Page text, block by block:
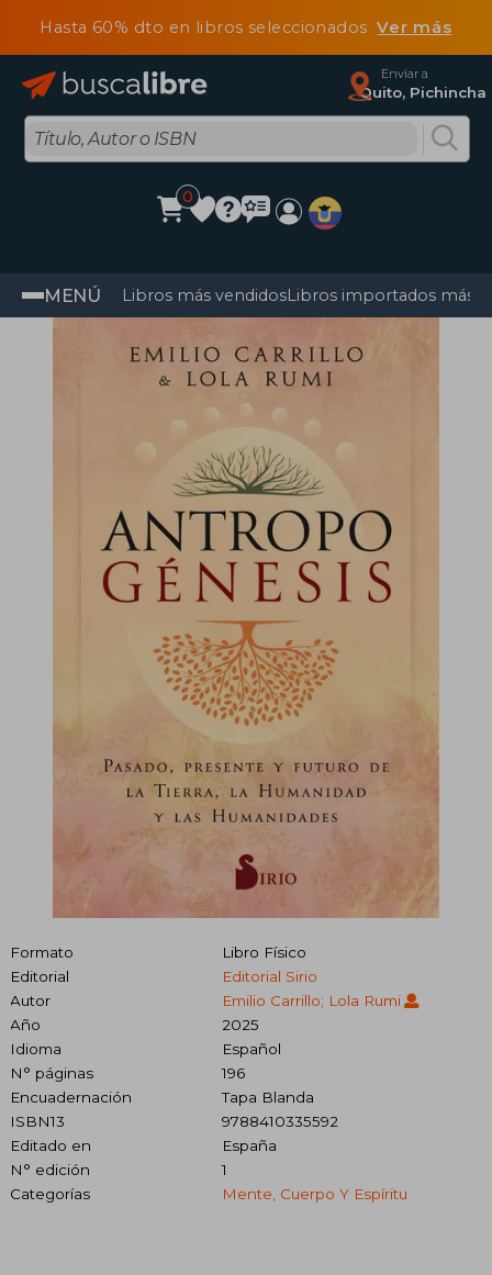
Hasta 60% dto en libros seleccionadosVer más
Enviar a
Quito, Pichincha
0
MENÚ Libros más vendidosLibros importados más
Formato
Libro Físico
Editorial
Editorial Sirio
Autor
Emilio Carrillo; Lola Rumi
Año
2025
Idioma
Español
N° páginas
196
Encuadernación
Tapa Blanda
ISBN13
9788410335592
Editado en
España
N° edición
1
Categorías
Mente, Cuerpo Y Espíritu